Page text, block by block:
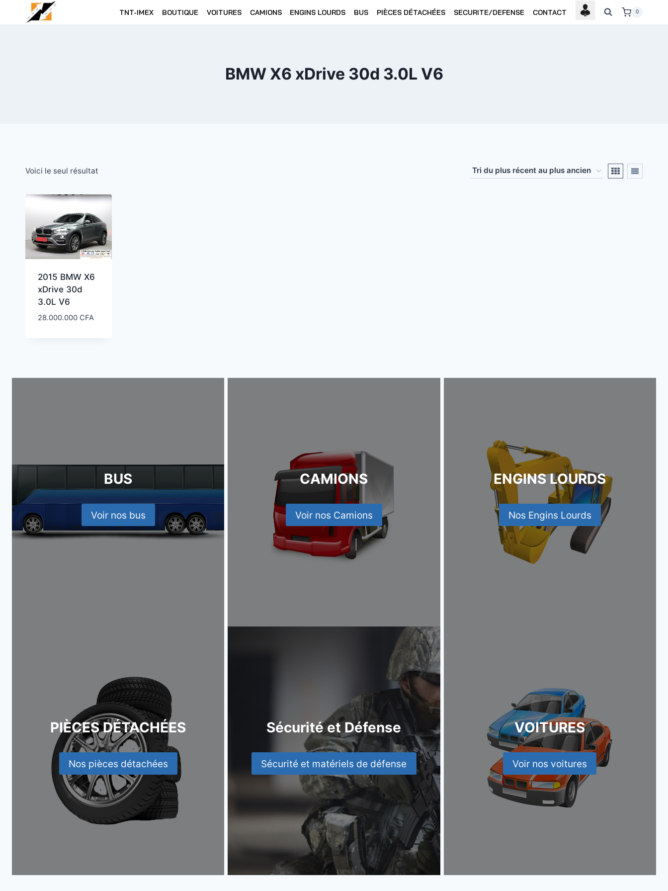
TNT-IMEX BOUTIQUE VOITURES CAMIONS ENGINS LOURDS BUS PIÈCES DÉTACHÉES SECURITE/DEFENSE CONTACT 0
BMW X6 xDrive 30d 3.0L V6
Voici le seul résultat
2015 BMW X6
xDrive 30d
3.0L V6
28.000.000 CFA
BUS
Voir nos bus
CAMIONS
Voir nos Camions
ENGINS LOURDS
Nos Engins Lourds
PIÈCES DÉTACHÉES
Nos pièces détachées
Sécurité et Défense
Sécurité et matériels de défense
VOITURES
Voir nos voitures